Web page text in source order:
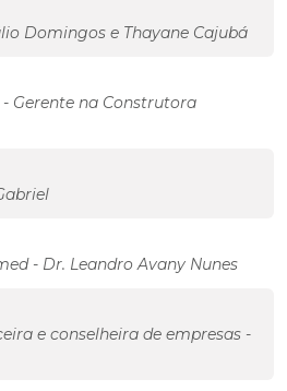
Domingos e Thayane Cajubá
Gerente na Construtora
- Dr. Leandro Avany Nunes
e conselheira de empresas -